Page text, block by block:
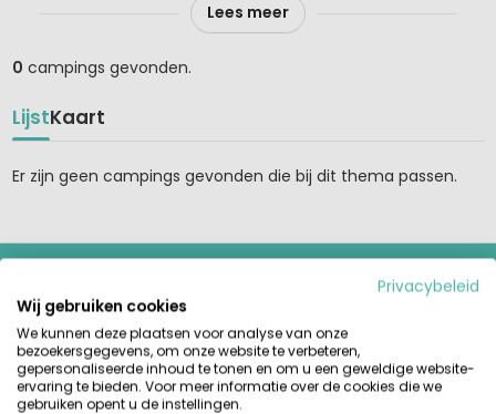
Let op! Deze top 10 campings zijn erg populair en vaak al
vroeg in het kampeerseizoen volgeboekt.
Gelukkig is iedere top 10 lijst verlengd en kun je nu vaak ook
de 15 favoriete campings per thema bekijken. Wacht niet te
want de kans is groot dat er geen plaats meer is in het
Lees meer
0 campings gevonden.
LijstKaart
Er zijn geen campings gevonden die bij dit thema passen.
Vind en vergelijk het grootste aanbod huurtenten,
stacaravans en glamping-accommodaties op de mooiste
campings in Europa. Betrouwbaar boeken direct bij de
aanbieder.
Privacybeleid
Wij gebruiken cookies
We kunnen deze plaatsen voor analyse van onze
bezoekersgegevens, om onze website te verbeteren,
gepersonaliseerde inhoud te tonen en om u een geweldige website-
ervaring te bieden. Voor meer informatie over de cookies die we
gebruiken opent u de instellingen.